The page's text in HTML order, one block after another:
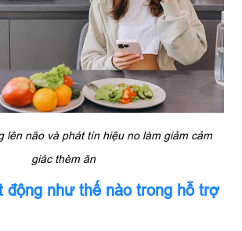
lên não và phát tín hiệu no làm giảm cảm
giác thèm ăn
động như thế nào trong hỗ trợ